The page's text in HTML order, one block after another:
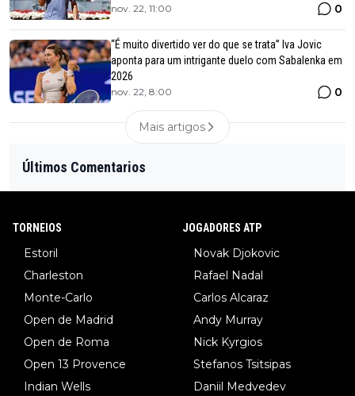
nov. 22, 11:00 0
“É muito divertido ver do que se trata” Iva Jovic
aponta para um intrigante duelo com Sabalenka em
2026
nov. 22, 8:00 0
Mais artigos
Últimos Comentarios
TORNEIOS
Estoril
Charleston
Monte-Carlo
Open de Madrid
Open de Roma
Open 13 Provence
Indian Wells
JOGADORES ATP
Novak Djokovic
Rafael Nadal
Carlos Alcaraz
Andy Murray
Nick Kyrgios
Stefanos Tsitsipas
Daniil Medvedev